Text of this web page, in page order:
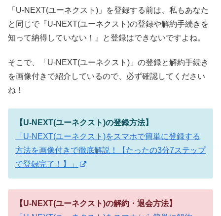
「U-NEXT(ユーネクスト)」を登録する前は、私もあなた
と同じで『U-NEXT(ユーネクスト)の登録や解約手続きを
知って納得していない！』と登録はできないですよね。
そこで、「U-NEXT(ユーネクスト)」の登録と解約手続き
を画像付きで紹介しているので、必ず確認してください
ね！
【U-NEXT(ユーネクスト)の登録方法】
「U-NEXT(ユーネクスト)をスマホで簡単に登録する
方法を画像付きで徹底解説！【たったの3分7ステップ
で登録完了！】」
【U-NEXT(ユーネクスト)の解約・退会方法】